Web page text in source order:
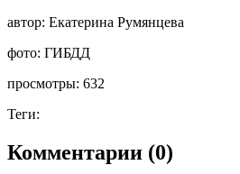
автор: Екатерина Румянцева
фото: ГИБДД
просмотры: 632
Теги:
Комментарии (0)